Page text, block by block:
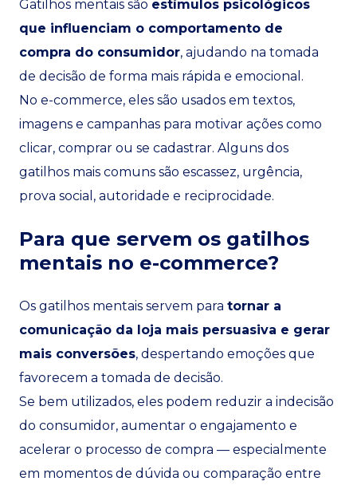
Gatilhos mentais são estímulos psicológicos
que influenciam o comportamento de
compra do consumidor, ajudando na tomada
de decisão de forma mais rápida e emocional.
No e-commerce, eles são usados em textos,
imagens e campanhas para motivar ações como
clicar, comprar ou se cadastrar. Alguns dos
gatilhos mais comuns são escassez, urgência,
prova social, autoridade e reciprocidade.
Para que servem os gatilhos
mentais no e-commerce?
Os gatilhos mentais servem para tornar a
comunicação da loja mais persuasiva e gerar
mais conversões, despertando emoções que
favorecem a tomada de decisão.
Se bem utilizados, eles podem reduzir a indecisão
do consumidor, aumentar o engajamento e
acelerar o processo de compra — especialmente
em momentos de dúvida ou comparação entre